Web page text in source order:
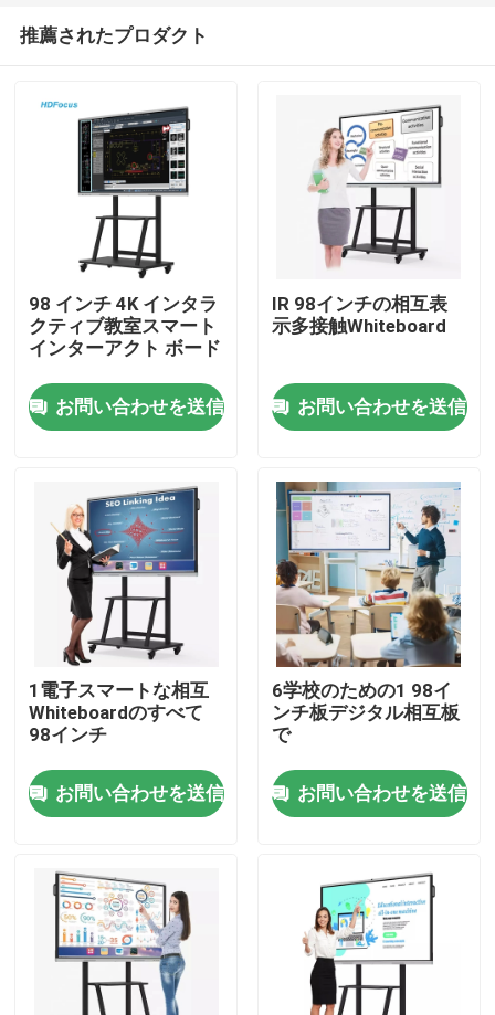
私達について
工場旅行
品質管理
接触米国
引用を要求しなさい
55インチのスマートな板
65インチのスマートな板
推薦されたプロダクト
98 インチ 4K インタラ
クティブ教室スマート
インターアクト ボード
お問い合わせを送信
IR 98インチの相互表
示多接触Whiteboard
お問い合わせを送信
1電子スマートな相互
Whiteboardのすべて
98インチ
お問い合わせを送信
6学校のための1 98イ
ンチ板デジタル相互板
で
お問い合わせを送信